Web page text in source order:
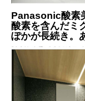
Panasonic酸素
酸素を含んだミ
ぽかが長続き。